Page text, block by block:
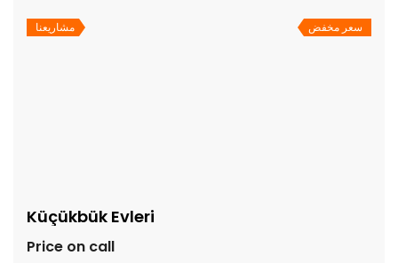
سعر مخفض مشاريعنا
Küçükbük Evleri
Price on call